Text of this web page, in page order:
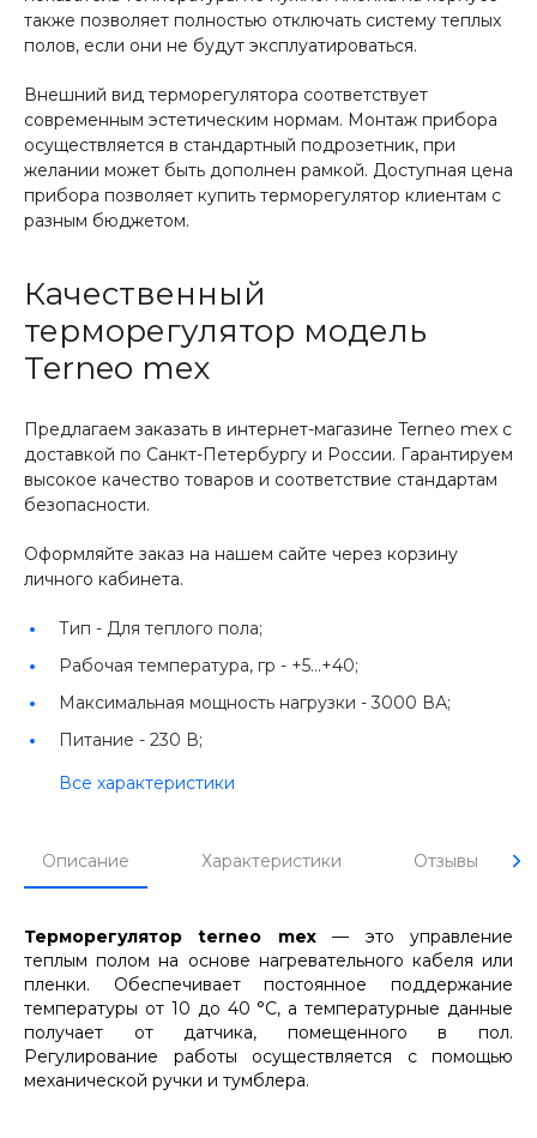
также позволяет полностью отключать систему теплых
полов, если они не будут эксплуатироваться.
Внешний вид терморегулятора соответствует
современным эстетическим нормам. Монтаж прибора
осуществляется в стандартный подрозетник, при
желании может быть дополнен рамкой. Доступная цена
прибора позволяет купить терморегулятор клиентам с
разным бюджетом.
Качественный
терморегулятор модель
Terneo mex
Предлагаем заказать в интернет-магазине Terneo mex с
доставкой по Санкт-Петербургу и России. Гарантируем
высокое качество товаров и соответствие стандартам
безопасности.
Оформляйте заказ на нашем сайте через корзину
личного кабинета.
Тип - Для теплого пола;
Рабочая температура, гр - +5...+40;
Максимальная мощность нагрузки - 3000 ВА;
Питание - 230 В;
Все характеристики
Описание Характеристики Отзывы
Терморегулятор terneo mex— это управление
теплым полом на основе нагревательного кабеля или
пленки. Обеспечивает постоянное поддержание
температуры от 10 до 40 °С, а температурные данные
получает от датчика, помещенного в пол.
Регулирование работы осуществляется с помощью
механической ручки и тумблера.